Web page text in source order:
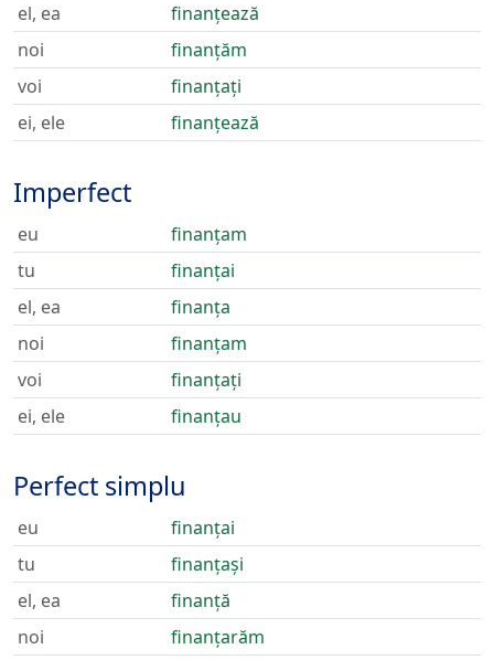
el, ea
finanțează
noi
finanțăm
voi
finanțați
ei, ele
finanțează
Imperfect
eu
finanțam
tu
finanțai
el, ea
finanța
noi
finanțam
voi
finanțați
ei, ele
finanțau
Perfect simplu
eu
finanțai
tu
finanțași
el, ea
finanță
noi
finanțarăm